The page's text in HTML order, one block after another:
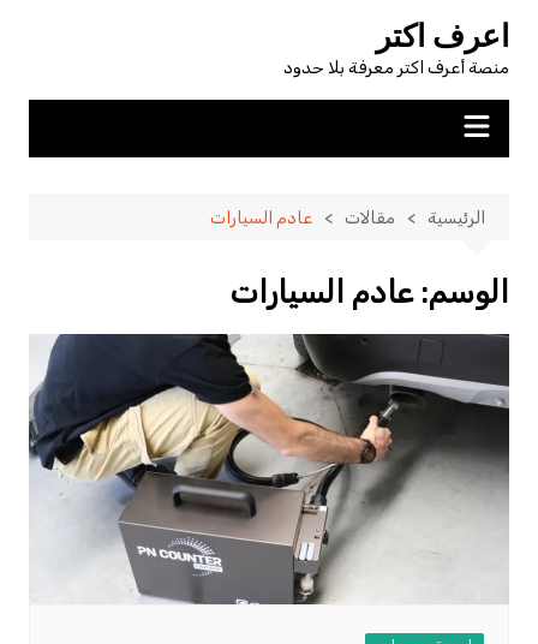
المحتوى
اعرف اكتر
منصة أعرف اكتر معرفة بلا حدود
الرئيسية مقالات عادم السيارات
الوسم:عادم السيارات